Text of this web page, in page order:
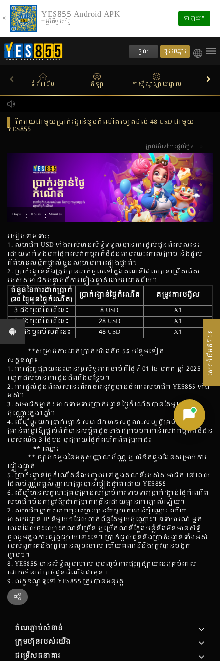
× YES855 Android APK
កម្មវិធីទូរស័ព្ទ ទាញយក
ចូល ចុះឈ្មោះ
ទំព័រដើម កីឡា កាស៊ីណូផ្សាយផ្ទាល់ ស្លត
រីករាយជាមួយប្រាក់រង្វាន់ខួបកំណើតរហូតដល់ 48 USD ជាមួយ
YES855
ត្រលប់ទៅការផ្តល់ជូន
Days : Hours : Minutes
របៀបទាមទារ:
1. សមាជិក USD ទាំងអស់មានសិទ្ធិទទួលបានការផ្តល់ជូនពិសេសនេះ
ដោយទាក់ទងមកផ្នែកសេវាកម្មអតិថិជនតាមរយៈតេលេក្រាម និងផ្តល់
ព័ត៌មានលម្អិតផ្ទាល់ខ្លួនសម្រាប់ការផ្ទៀងផ្ទាត់។
2. ប្រាក់រង្វាន់នឹងត្រូវបានដាក់ចូលទៅក្នុងគណនីដែលបានជ្រើសរើស
របស់សមាជិកបន្ទាប់ពីការផ្ទៀងផ្ទាត់ដោយជោគជ័យ។
ចំនួននៃការដាក់ប្រាក់
(30 ថ្ងៃមុនថ្ងៃកំណើត)
ប្រាក់រង្វាន់ថ្ងៃកំណើត
តម្រូវការបង្វិល
3 ដងឬលើសពីនេះ
8 USD
X1
8 ដងឬលើសពីនេះ
28 USD
X1
16 ដងឬលើសពីនេះ
48 USD X1
**សម្រាប់ការដាក់ប្រាក់យ៉ាងតិច 5$ បន្ថែមទៀត
លក្ខខណ្ឌ៖
1. ការផ្សព្វផ្សាយនេះមានប្រសិទ្ធភាពចាប់ពីថ្ងៃទី 01 ខែ មករា ឆ្នាំ 2025
រហូតដល់មានការជូនដំណឹងបន្ថែម។
2. ការផ្តល់ជូនពិសេសនេះគឺអាចអនុវត្តបានចំពោះសមាជិក YES855 ទាំង
អស់។
3. សមាជិកម្នាក់ៗអាចទាមទារប្រាក់រង្វាន់ថ្ងៃកំណើតបានតែមួយដង
ប៉ុណ្ណោះក្នុង1ឆ្នាំ។
4. ដើម្បីប្តូរយកប្រាក់រង្វាន់ សមាជិកមានលក្ខណៈសម្បត្តិគ្រប់
គ្រាន់តម្រូវឱ្យផ្ដល់ព័ត៌មានលម្អិតដូចខាងក្រោមមកកាន់សេវាកម្មអតិថិជន
របស់យើង 3 ថ្ងៃមុន ឬក្រោយថ្ងៃកំណើតពិតប្រាកដ៖
** ឈ្មោះ
** ច្បាប់ចម្លងនៃអត្តសញ្ញាណប័ណ្ណ ឬ លិខិតឆ្លងដែនសម្រាប់ការ
ផ្ទៀងផ្ទាត់
5. ប្រាក់រង្វាន់ថ្ងៃកំណើតនឹងបញ្ចូលទៅក្នុងគណនីរបស់សមាជិក នៅពេល
ដែលប័ណ្ណអត្តសញ្ញាណត្រូវបានផ្ទៀងផ្ទាត់ដោយ YES855
6. ដើម្បីមានលក្ខណៈគ្រប់គ្រាន់សម្រាប់ការទាមទារប្រាក់រង្វាន់ថ្ងៃកំណើត
សមាជិកមិនតម្រូវឱ្យដាក់ប្រាក់ច្រើនដោយគ្មានការភ្នាល់ឡើយ។
7. សមាជិកម្នាក់ៗអាចចុះឈ្មោះបានតែមួយគណនីប៉ុណ្ណោះ ហើយ
អាសយដ្ឋាន IP នីមួយៗដែលពាក់ព័ន្ធតែមួយប៉ុណ្ណោះ។ ឧទាហរណ៍ អ្នក
លេងដែលចុះឈ្មោះគណនីច្រើន ឬប្រើគណនីក្លែងបន្លំនឹងមិនមានសិទ្ធិ
ចូលរួមក្នុងការផ្សព្វផ្សាយនោះទេ។ ប្រាក់ផ្ដល់ជូននិងប្រាក់រង្វាន់ទាំងអស់
របស់ពួកគេនឹងត្រូវបានលុបចោល ហើយគណនីនឹងត្រូវបានបង្កក
ភ្លាមៗ។
8. YES855 មានសិទ្ធិលុបចោល ឬបញ្ចប់ការផ្សព្វផ្សាយនេះគ្រប់ពេល
ដោយមិនចាំបាច់ជូនដំណឹងជាមុន។
9. លក្ខខណ្ឌទូទៅ YES855 ត្រូវបានអនុវត្ត
តំណភ្ជាប់សំខាន់
ក្រុមហ៊ុន​របស់​យើង
ជម្រើសធនាគារ
សេវាបំរើអតិថិជន